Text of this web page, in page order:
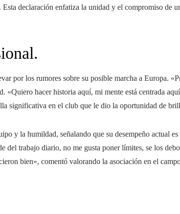
declaración enfatiza la unidad y el compromiso de
por los rumores sobre su posible marcha a Europa.
«Quiero hacer historia aquí, mi mente está centrada
significativa en el club que le dio la oportunidad de
y la humildad, señalando que su desempeño actual es
del trabajo diario, no me gusta poner límites, se los
bien», comentó valorando la asociación en el